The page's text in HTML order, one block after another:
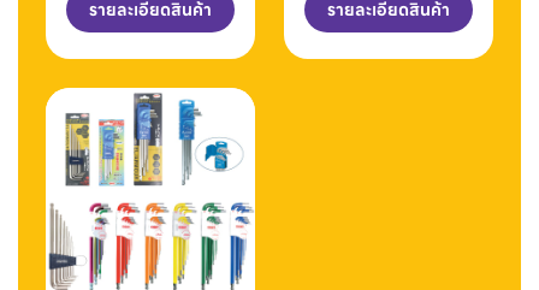
รายละเอียดสินค้า รายละเอียดสินค้า